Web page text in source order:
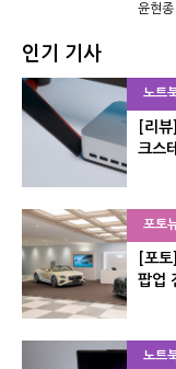
윤현종
인기 기사
노트
[리
크스
포토
[포
팝업
노트